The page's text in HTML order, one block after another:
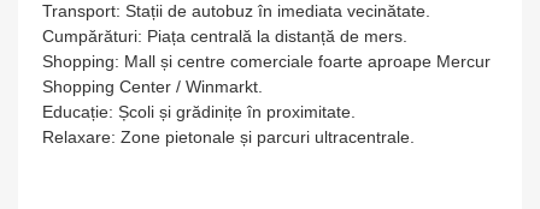
Transport: Stații de autobuz în imediata vecinătate.
Cumpărături: Piața centrală la distanță de mers.
Shopping: Mall și centre comerciale foarte aproape Mercur
Shopping Center / Winmarkt.
Educație: Școli și grădinițe în proximitate.
Relaxare: Zone pietonale și parcuri ultracentrale.